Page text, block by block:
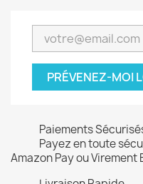
PRÉVENEZ-MOI
Paiements
Payez en toute
Amazon Pay ou Virement